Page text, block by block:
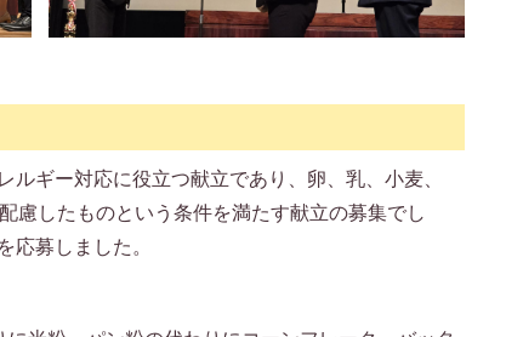
ルギー対応に役立つ献立であり、卵、乳、小麦、
慮したものという条件を満たす献立の募集でし
応募しました。